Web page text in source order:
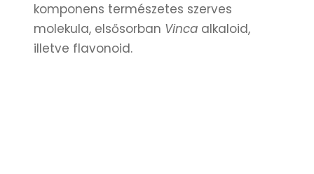
komponens természetes szerves
molekula, elsősorban Vinca alkaloid,
illetve flavonoid.